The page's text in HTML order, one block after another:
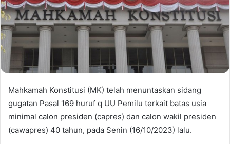
Mahkamah Konstitusi (MK) telah menuntaskan sidang
gugatan Pasal 169 huruf q UU Pemilu terkait batas usia
minimal calon presiden (capres) dan calon wakil presiden
(cawapres) 40 tahun, pada Senin (16/10/2023) lalu.